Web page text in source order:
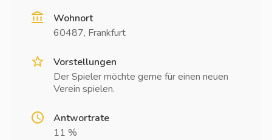
Wohnort
60487, Frankfurt
Vorstellungen
Der Spieler möchte gerne für einen neuen
Verein spielen.
Antwortrate
11 %